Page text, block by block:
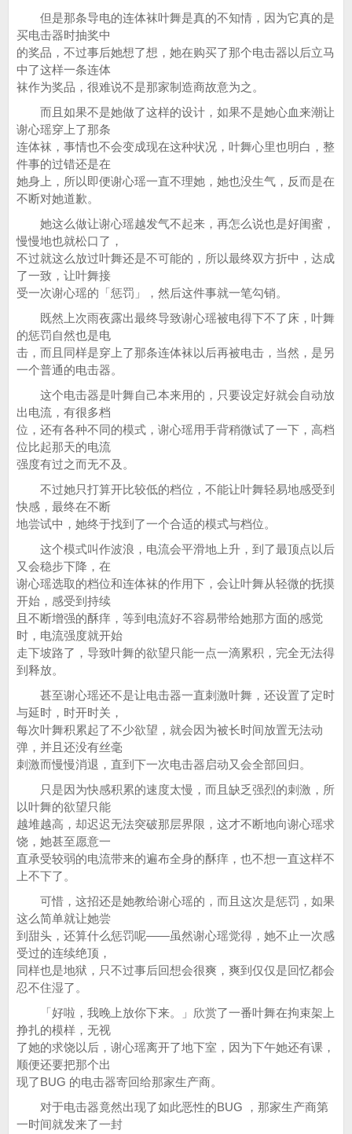
但是那条导电的连体袜叶舞是真的不知情，因为它真的是
买电击器时抽奖中
的奖品，不过事后她想了想，她在购买了那个电击器以后立马
中了这样一条连体
袜作为奖品，很难说不是那家制造商故意为之。
而且如果不是她做了这样的设计，如果不是她心血来潮让
谢心瑶穿上了那条
连体袜，事情也不会变成现在这种状况，叶舞心里也明白，整
件事的过错还是在
她身上，所以即便谢心瑶一直不理她，她也没生气，反而是在
不断对她道歉。
她这么做让谢心瑶越发气不起来，再怎么说也是好闺蜜，
慢慢地也就松口了，
不过就这么放过叶舞还是不可能的，所以最终双方折中，达成
了一致，让叶舞接
受一次谢心瑶的「惩罚」，然后这件事就一笔勾销。
既然上次雨夜露出最终导致谢心瑶被电得下不了床，叶舞
的惩罚自然也是电
击，而且同样是穿上了那条连体袜以后再被电击，当然，是另
一个普通的电击器。
这个电击器是叶舞自己本来用的，只要设定好就会自动放
出电流，有很多档
位，还有各种不同的模式，谢心瑶用手背稍微试了一下，高档
位比起那天的电流
强度有过之而无不及。
不过她只打算开比较低的档位，不能让叶舞轻易地感受到
快感，最终在不断
地尝试中，她终于找到了一个合适的模式与档位。
这个模式叫作波浪，电流会平滑地上升，到了最顶点以后
又会稳步下降，在
谢心瑶选取的档位和连体袜的作用下，会让叶舞从轻微的抚摸
开始，感受到持续
且不断增强的酥痒，等到电流好不容易带给她那方面的感觉
时，电流强度就开始
走下坡路了，导致叶舞的欲望只能一点一滴累积，完全无法得
到释放。
甚至谢心瑶还不是让电击器一直刺激叶舞，还设置了定时
与延时，时开时关，
每次叶舞积累起了不少欲望，就会因为被长时间放置无法动
弹，并且还没有丝毫
刺激而慢慢消退，直到下一次电击器启动又会全部回归。
只是因为快感积累的速度太慢，而且缺乏强烈的刺激，所
以叶舞的欲望只能
越堆越高，却迟迟无法突破那层界限，这才不断地向谢心瑶求
饶，她甚至愿意一
直承受较弱的电流带来的遍布全身的酥痒，也不想一直这样不
上不下了。
可惜，这招还是她教给谢心瑶的，而且这次是惩罚，如果
这么简单就让她尝
到甜头，还算什么惩罚呢——虽然谢心瑶觉得，她不止一次感
受过的连续绝顶，
同样也是地狱，只不过事后回想会很爽，爽到仅仅是回忆都会
忍不住湿了。
「好啦，我晚上放你下来。」欣赏了一番叶舞在拘束架上
挣扎的模样，无视
了她的求饶以后，谢心瑶离开了地下室，因为下午她还有课，
顺便还要把那个出
现了BUG 的电击器寄回给那家生产商。
对于电击器竟然出现了如此恶性的BUG ，那家生产商第
一时间就发来了一封